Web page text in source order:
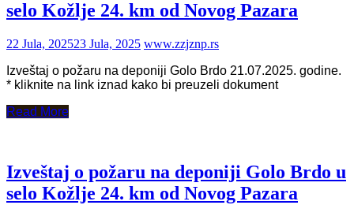
selo Kožlje 24. km od Novog Pazara
22 Jula, 202523 Jula, 2025 www.zzjznp.rs
Izveštaj o požaru na deponiji Golo Brdo 21.07.2025. godine.
* kliknite na link iznad kako bi preuzeli dokument
Read More
Izveštaj o požaru na deponiji Golo Brdo u
selo Kožlje 24. km od Novog Pazara